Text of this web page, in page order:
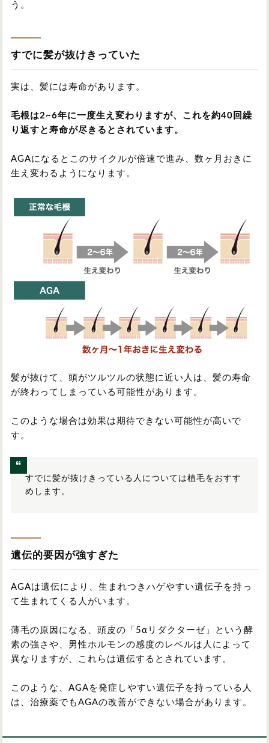
う。
すでに髪が抜けきっていた
実は、髪には寿命があります。
毛根は2~6年に一度生え変わりますが、これを約40回繰
り返すと寿命が尽きるとされています。
AGAになるとこのサイクルが倍速で進み、数ヶ月おきに
生え変わるようになります。
髪が抜けて、頭がツルツルの状態に近い人は、髪の寿命
が終わってしまっている可能性があります。
このような場合は効果は期待できない可能性が高いで
す。
すでに髪が抜けきっている人については植毛をおすす
めします。
遺伝的要因が強すぎた
AGAは遺伝により、生まれつきハゲやすい遺伝子を持っ
て生まれてくる人がいます。
薄毛の原因になる、頭皮の「5αリダクターゼ」という酵
素の強さや、男性ホルモンの感度のレベルは人によって
異なりますが、これらは遺伝するとされています。
このような、AGAを発症しやすい遺伝子を持っている人
は、治療薬でもAGAの改善ができない場合があります。